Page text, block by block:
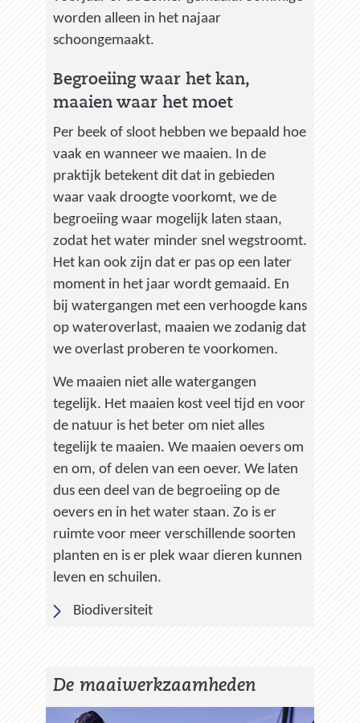
worden alleen in het najaar
schoongemaakt.
Begroeiing waar het kan,
maaien waar het moet
Per beek of sloot hebben we bepaald hoe
vaak en wanneer we maaien. In de
praktijk betekent dit dat in gebieden
waar vaak droogte voorkomt, we de
begroeiing waar mogelijk laten staan,
zodat het water minder snel wegstroomt.
Het kan ook zijn dat er pas op een later
moment in het jaar wordt gemaaid. En
bij watergangen met een verhoogde kans
op wateroverlast, maaien we zodanig dat
we overlast proberen te voorkomen.
We maaien niet alle watergangen
tegelijk. Het maaien kost veel tijd en voor
de natuur is het beter om niet alles
tegelijk te maaien. We maaien oevers om
en om, of delen van een oever. We laten
dus een deel van de begroeiing op de
oevers en in het water staan. Zo is er
ruimte voor meer verschillende soorten
planten en is er plek waar dieren kunnen
leven en schuilen.
Biodiversiteit
De maaiwerkzaamheden